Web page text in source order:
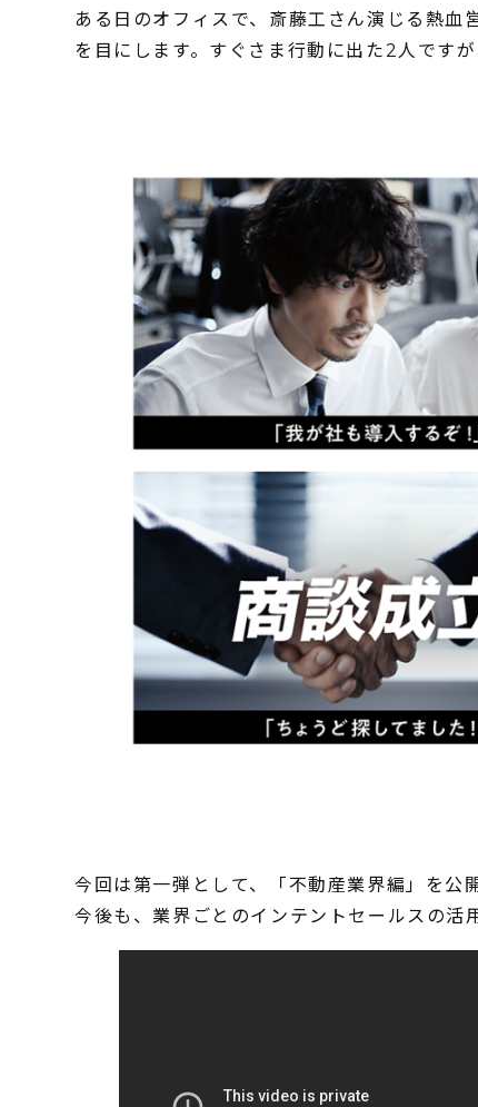
ある日のオフィスで、斎藤工さん演じる熱
を目にします。すぐさま行動に出た2人です
今回は第一弾として、「不動産業界編」を公開
今後も、業界ごとのインテントセールスの活